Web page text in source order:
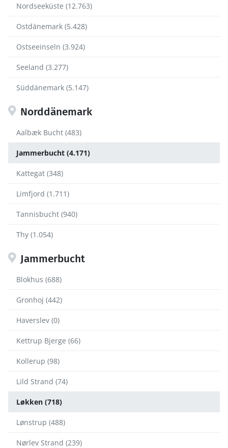
Nordseeküste (12.763)
Ostdänemark (5.428)
Ostseeinseln (3.924)
Seeland (3.277)
Süddänemark (5.147)
Norddänemark
Aalbæk Bucht (483)
Jammerbucht (4.171)
Kattegat (348)
Limfjord (1.711)
Tannisbucht (940)
Thy (1.054)
Jammerbucht
Blokhus (688)
Gronhoj (442)
Haverslev (0)
Kettrup Bjerge (66)
Kollerup (98)
Lild Strand (74)
Løkken (718)
Lønstrup (488)
Nørlev Strand (239)